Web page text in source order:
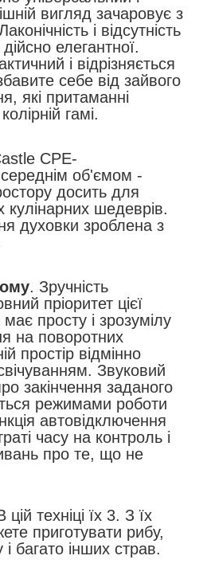
вигляд зачаровує з
і відсутність
елегантної.
і відрізняється
себе від зайвого
які притаманні
гамі.
CPE-
середнім об'ємом -
досить для
кулінарних шедеврів.
духовки зроблена з
. Зручність
пріоритет цієї
просту і зрозумілу
на поворотних
простір відмінно
Звуковий
закінчення заданого
режимами роботи
автовідключення
часу на контроль і
про те, що не
цій техніці їх 3. З їх
приготувати рибу,
і багато інших страв.